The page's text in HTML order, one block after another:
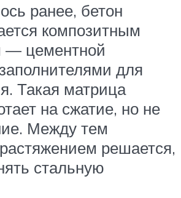
ранее, бетон
композитным
— цементной
для
Такая матрица
на сжатие, но не
Между тем
решается,
стальную